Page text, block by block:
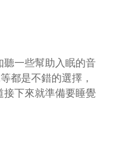
一些幫助入眠的音
都是不錯的選擇，
下來就準備要睡覺